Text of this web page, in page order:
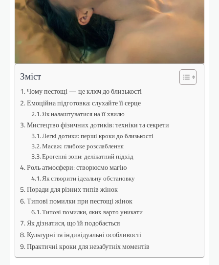
Зміст
Чому пестощі — це ключ до близькості
Емоційна підготовка: слухайте її серце
Як налаштуватися на її хвилю
Мистецтво фізичних дотиків: техніки та секрети
Легкі дотики: перші кроки до близькості
Масаж: глибоке розслаблення
Ерогенні зони: делікатний підхід
Роль атмосфери: створюємо магію
Як створити ідеальну обстановку
Поради для різних типів жінок
Типові помилки при пестощі жінок
Типові помилки, яких варто уникати
Як дізнатися, що їй подобається
Культурні та індивідуальні особливості
Практичні кроки для незабутніх моментів